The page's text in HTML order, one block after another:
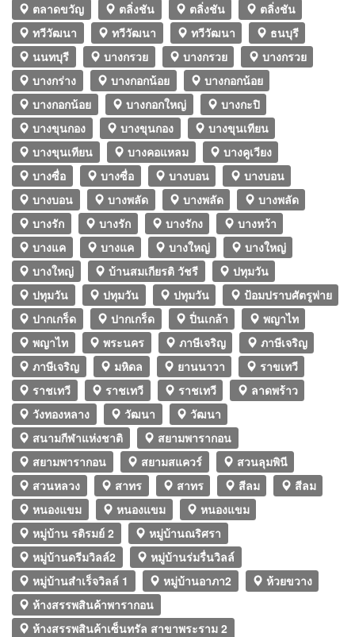
ตลาดขวัญ
ตลิ่งชัน ตลิ่งชัน
ตลิ่งชัน
ทวีวัฒนา
ทวีวัฒนา ทวีวัฒนา
ธนบุรี
นนทบุรี
บางกรวย บางกรวย
บางกรวย
บางกร่าง
บางกอกน้อย
บางกอกน้อย
บางกอกน้อย
บางกอกใหญ่
บางกะปิ
บางขุนกอง
บางขุนกอง
บางขุนเทียน
บางขุนเทียน
บางคอแหลม
บางคูเวียง
บางซื่อ
บางซื่อ บางบอน
บางบอน
บางบอน
บางพลัด บางพลัด
บางพลัด
บางรัก
บางรัก บางรักง
บางหว้า
บางแค
บางแค บางใหญ่
บางใหญ่
บางใหญ่
บ้านสมเกียรติ วัชรี
ปทุมวัน
ปทุมวัน
ปทุมวัน ปทุมวัน
ป้อมปราบศัตรูพ่าย
ปากเกร็ด
ปากเกร็ด ปิ่นเกล้า
พญาไท
พญาไท
พระนคร ภาษีเจริญ
ภาษีเจริญ
ภาษีเจริญ
มหิดล ยานนาวา
ราขเทวี
ราชเทวี
ราชเทวี ราชเทวี
ลาดพร้าว
วังทองหลาง
วัฒนา
วัฒนา
สนามกีฬาแห่งชาติ
สยามพารากอน
สยามพารากอน
สยามสแควร์
สวนลุมพินี
สวนหลวง
สาทร สาทร สีลม
สีลม
หนองแขม
หนองแขม
หนองแขม
หมู่บ้าน รติรมย์ 2
หมู่บ้านณริศรา
หมู่บ้านดรีมวิลล์2
หมู่บ้านร่มรื่นวิลล์
หมู่บ้านสำเร็จวิลล์ 1
หมู่บ้านอาภา2
ห้วยขวาง
ห้างสรรพสินค้าพารากอน
ห้างสรรพสินค้าเซ็นทรัล สาขาพระราม 2